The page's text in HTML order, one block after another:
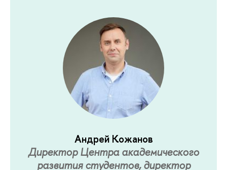
Андрей Кожанов
Директор Центра академического
развития студентов, директор